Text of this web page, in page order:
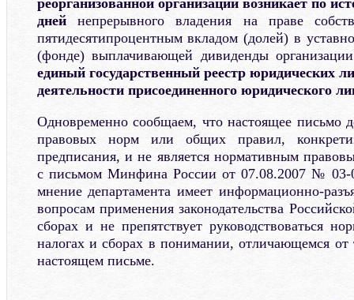
днейнепрерывного владения на праве
пятидесятипроцентным вкладом (долей) в
(фонде) выплачивающей дивиденды организации
единый государственный реестр юридических
деятельности присоединенного юридического
Одновременно сообщаем, что настоящее письмо
правовых норм или общих правил,
предписания, и не является нормативным
с письмом Минфина России от 07.08.2007 № 03-
мнение департамента имеет информационно-
вопросам применения законодательства
сборах и не препятствует руководствоваться
налогах и сборах в понимании, отличающемся от
настоящем письме.